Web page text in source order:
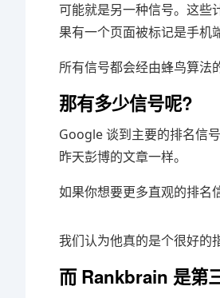
可能就是另一种信号。这些
果有一个页面被标记是手机
所有信号都会经由蜂鸟算法
那有多少信号呢?
Google 谈到主要的排名信
昨天彭博的文章一样。
如果你想要更多直观的排名
我们认为他真的是个很好的
而 Rankbrain 是第